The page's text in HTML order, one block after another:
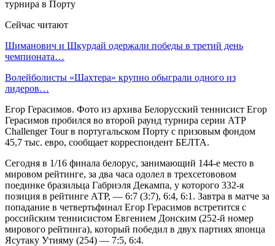
Сейчас читают
Шиманович и Шкурдай одержали победы в третий день
чемпионата…
Волейболисты «Шахтера» крупно обыграли одного из
лидеров…
Егор Герасимов. Фото из архива Белорусский теннисист Егор
Герасимов пробился во второй раунд турнира серии АТР
Challenger Tour в португальском Порту с призовым фондом
45,7 тыс. евро, сообщает корреспондент БЕЛТА.
Сегодня в 1/16 финала белорус, занимающий 144-е место в
мировом рейтинге, за два часа одолел в трехсетововом
поединке бразильца Габриэля Декампа, у которого 332-я
позиция в рейтинге АТР, — 6:7 (3:7), 6:4, 6:1. Завтра в матче за
попадание в четвертьфинал Егор Герасимов встретится с
российским теннисистом Евгением Донским (252-й номер
мирового рейтинга), который победил в двух партиях японца
Ясутаку Утияму (254) — 7:5, 6:4.